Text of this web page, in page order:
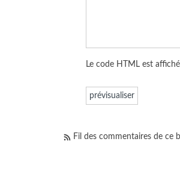
Le code HTML est
Fil des commentaires de ce